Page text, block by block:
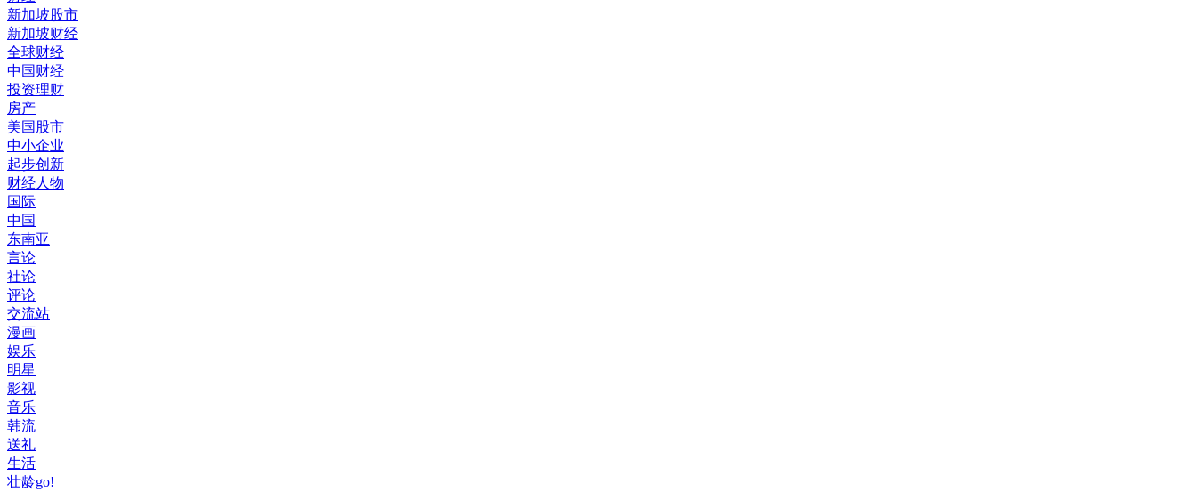
新加坡股市
新加坡财经
全球财经
中国财经
投资理财
房产
美国股市
中小企业
起步创新
财经人物
国际
中国
东南亚
言论
社论
评论
交流站
漫画
娱乐
明星
影视
音乐
韩流
送礼
生活
壮龄go!